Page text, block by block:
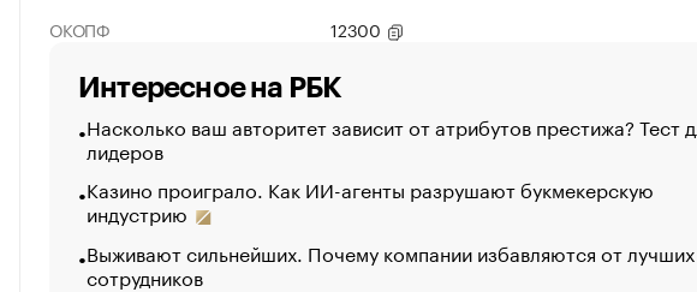
ОКОПФ
12300
Интересное на РБК
Насколько ваш авторитет зависит от атрибутов престижа? Тест
лидеров
Казино проиграло. Как ИИ-агенты разрушают букмекерскую
индустрию
Выживают сильнейших. Почему компании избавляются от лучших
сотрудников